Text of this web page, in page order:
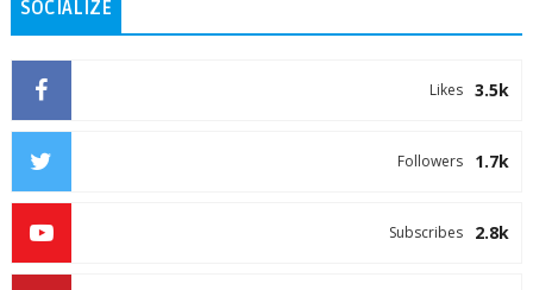
SOCIALIZE
3.5k
Likes
1.7k
Followers
2.8k
Subscribes